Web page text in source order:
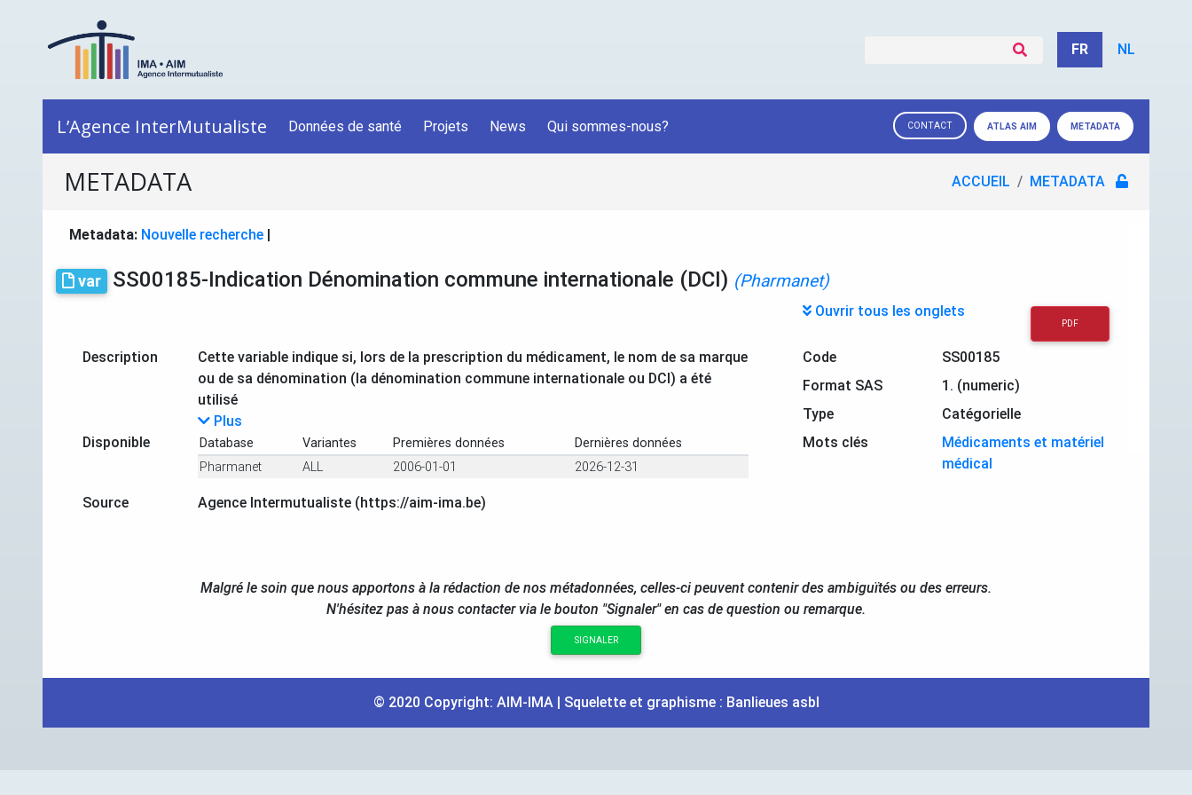
FR NL
L’Agence InterMutualiste Données de santé Projets News Qui sommes-nous? CONTACT ATLAS AIM METADATA
METADATA ACCUEIL METADATA
Metadata: Nouvelle recherche |
var SS00185-Indication Dénomination commune internationale (DCI) (Pharmanet)
Ouvrir tous les onglets
PDF
Description
Cette variable indique si, lors de la prescription du médicament, le nom de sa marque
ou de sa dénomination (la dénomination commune internationale ou DCI) a été
utilisé
Plus
Disponible
Database Variantes Premières données
Dernières données
Pharmanet
ALL 2006-01-01 2026-12-31
Source Agence Intermutualiste (https://aim-ima.be)
Code
SS00185
Format SAS
1. (numeric)
Type
Catégorielle
Mots clés
Médicaments et matériel
médical
Malgré le soin que nous apportons à la rédaction de nos métadonnées, celles-ci peuvent contenir des ambiguïtés ou des erreurs.
N'hésitez pas à nous contacter via le bouton "Signaler" en cas de question ou remarque.
SIGNALER
© 2020 Copyright: AIM-IMA| Squelette et graphisme : Banlieues asbl